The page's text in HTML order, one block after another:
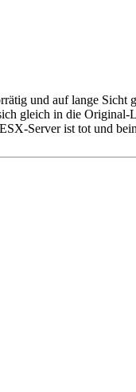
und auf lange Sicht
gleich in die Original-
Server ist tot und